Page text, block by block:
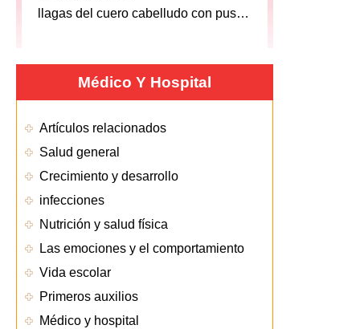
llagas del cuero cabelludo con pus lleno pockets
Médico Y Hospital
Artículos relacionados
Salud general
Crecimiento y desarrollo
infecciones
Nutrición y salud física
Las emociones y el comportamiento
Vida escolar
Primeros auxilios
Médico y hospital